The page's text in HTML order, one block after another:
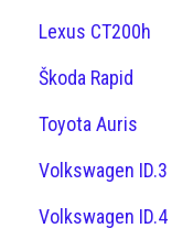
Lexus CT200h
Škoda Rapid
Toyota Auris
Volkswagen ID.3
Volkswagen ID.4